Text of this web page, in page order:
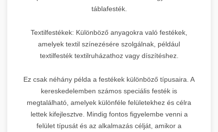
táblafesték.
Textilfestékek: Különböző anyagokra való festékek,
amelyek textil színezésére szolgálnak, például
textilfesték textilruházathoz vagy díszítéshez.
Ez csak néhány példa a festékek különböző típusaira. A
kereskedelemben számos speciális festék is
megtalálható, amelyek különféle felületekhez és célra
lettek kifejlesztve. Mindig fontos figyelembe venni a
felület típusát és az alkalmazás célját, amikor a